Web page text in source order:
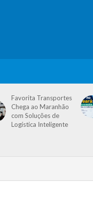
Favorita Transportes
Chega ao Maranhão
com Soluções de
Logística Inteligente